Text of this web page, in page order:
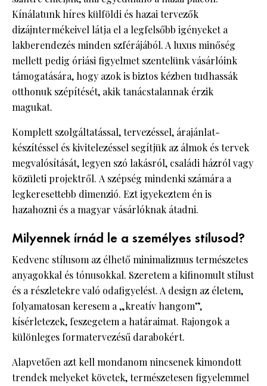
Kínálatunk híres külföldi és hazai tervezők
dizájntermékeivel látja el a legfelsőbb igényeket a
lakberendezés minden szférájából. A luxus minőség
mellett pedig óriási figyelmet szentelünk vásárlóink
támogatására, hogy azok is biztos kézben tudhassák
otthonuk szépítését, akik tanácstalannak érzik
magukat.
Komplett szolgáltatással, tervezéssel, árajánlat-
készítéssel és kivitelezéssel segítjük az álmok és tervek
megvalósítását, legyen szó lakásról, családi házról vagy
közületi projektről. A szépség mindenki számára a
legkeresettebb dimenzió. Ezt igyekeztem én is
hazahozni és a magyar vásárlóknak átadni.
Milyennek írnád le a személyes stílusod?
Kedvenc stílusom az élhető minimalizmus természetes
anyagokkal és tónusokkal. Szeretem a kifinomult stílust
és a részletekre való odafigyelést. A design az életem,
folyamatosan keresem a „kreatív hangom”,
kísérletezek, feszegetem a határaimat. Rajongok a
különleges formatervezésű darabokért.
Alapvetően azt kell mondanom nincsenek kimondott
trendek melyeket követek, természetesen figyelemmel